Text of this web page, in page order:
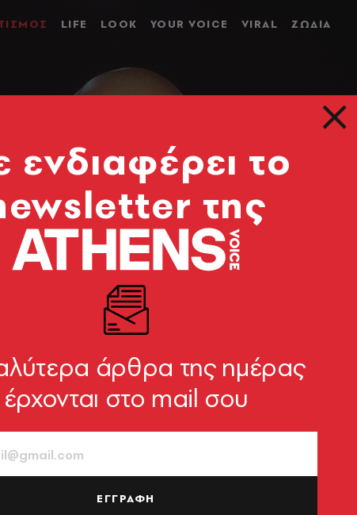
LIFE LOOK YOUR VOICE VIRAL ΖΩΔΙΑ
ενδιαφέρει το
της
άρθρα της ημέρας
έρχονται στο mail σου
ΕΓΓΡΑΦΗ